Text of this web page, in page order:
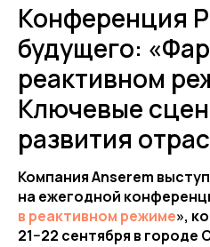
Конференция
будущего:
реактивном
Ключевые
развития
Компания Anserem
на ежегодной
в реактивном режиме»,
21−22 сентября в городе